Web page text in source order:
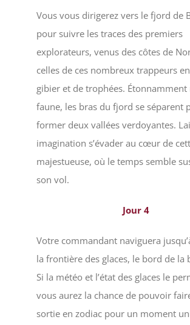
Vous vous dirigerez vers le fjord de
pour suivre les traces des premiers
explorateurs, venus des côtes de
celles de ces nombreux trappeurs
gibier et de trophées. Étonnamment
faune, les bras du fjord se séparent
former deux vallées verdoyantes.
imagination s’évader au cœur de
majestueuse, où le temps semble
son vol.
Jour 4
Votre commandant naviguera
la frontière des glaces, le bord de la
Si la météo et l’état des glaces le
vous aurez la chance de pouvoir
sortie en zodiac pour un moment